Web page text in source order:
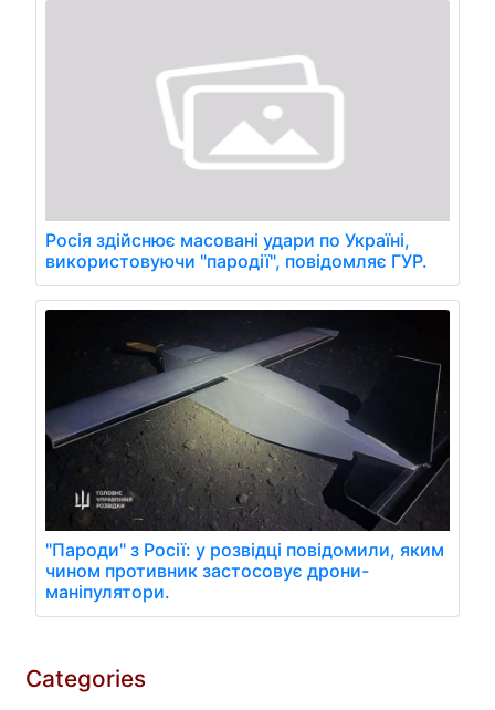
Росія здійснює масовані удари по Україні,
використовуючи "пародії", повідомляє ГУР.
"Пароди" з Росії: у розвідці повідомили, яким
чином противник застосовує дрони-
маніпулятори.
Categories